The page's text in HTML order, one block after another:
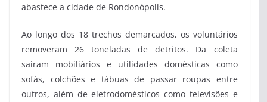
abastece a cidade de Rondonópolis.
Ao longo dos 18 trechos demarcados, os voluntários
removeram 26 toneladas de detritos. Da coleta
saíram mobiliários e utilidades domésticas como
sofás, colchões e tábuas de passar roupas entre
outros, além de eletrodomésticos como televisões e